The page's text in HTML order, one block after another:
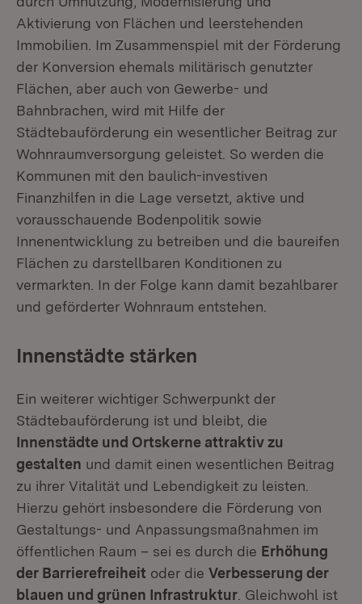
Aktivierung von Flächen und leerstehenden
Immobilien. Im Zusammenspiel mit der Förderung
der Konversion ehemals militärisch genutzter
Flächen, aber auch von Gewerbe- und
Bahnbrachen, wird mit Hilfe der
Städtebauförderung ein wesentlicher Beitrag zur
Wohnraumversorgung geleistet. So werden die
Kommunen mit den baulich-investiven
Finanzhilfen in die Lage versetzt, aktive und
vorausschauende Bodenpolitik sowie
Innenentwicklung zu betreiben und die baureifen
Flächen zu darstellbaren Konditionen zu
vermarkten. In der Folge kann damit bezahlbarer
und geförderter Wohnraum entstehen.
Innenstädte stärken
Ein weiterer wichtiger Schwerpunkt der
Städtebauförderung ist und bleibt, die
Innenstädte und Ortskerne attraktiv zu
gestalten und damit einen wesentlichen Beitrag
zu ihrer Vitalität und Lebendigkeit zu leisten.
Hierzu gehört insbesondere die Förderung von
Gestaltungs- und Anpassungsmaßnahmen im
öffentlichen Raum – sei es durch die Erhöhung
der Barrierefreiheit oder die Verbesserung der
blauen und grünen Infrastruktur . Gleichwohl ist